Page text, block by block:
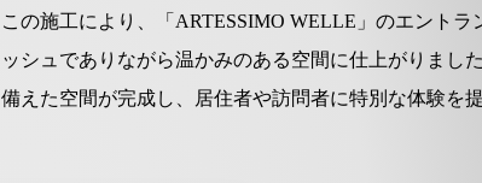
この施工により、「ARTESSIMO WELLE」のエントラ
ッシュでありながら温かみのある空間に仕上がりまし
備えた空間が完成し、居住者や訪問者に特別な体験を